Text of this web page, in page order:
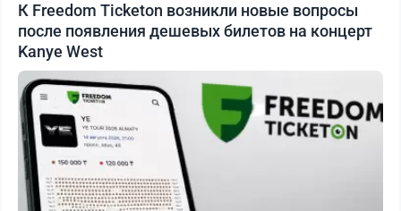
К Freedom Ticketon возникли новые вопросы
после появления дешевых билетов на концерт
Kanye West